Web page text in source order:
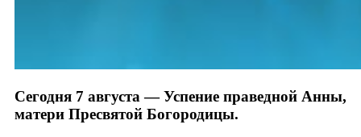
Сегодня 7 августа — Успение праведной Анны,
матери Пресвятой Богородицы.